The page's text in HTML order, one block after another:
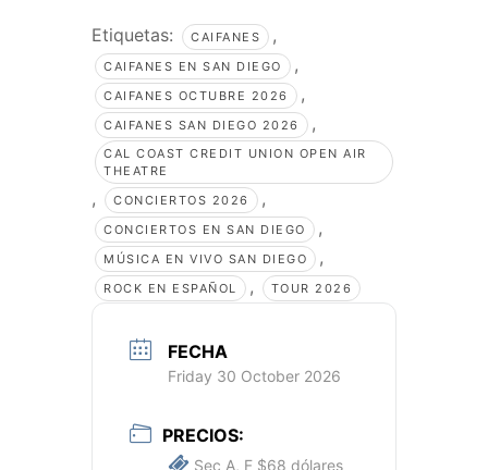
Etiquetas: CAIFANES ,
CAIFANES EN SAN DIEGO ,
CAIFANES OCTUBRE 2026 ,
CAIFANES SAN DIEGO 2026 ,
CAL COAST CREDIT UNION OPEN AIR
THEATRE
, CONCIERTOS 2026 ,
CONCIERTOS EN SAN DIEGO ,
MÚSICA EN VIVO SAN DIEGO ,
ROCK EN ESPAÑOL , TOUR 2026
FECHA
Friday 30 October 2026
PRECIOS:
Sec A, F $68 dólares